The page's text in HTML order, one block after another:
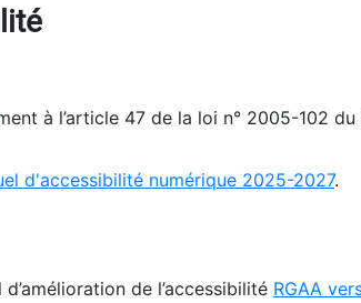
à l’article 47 de la loi n° 2005-102 du
d'accessibilité numérique 2025-2027.
de l’accessibilité RGAA